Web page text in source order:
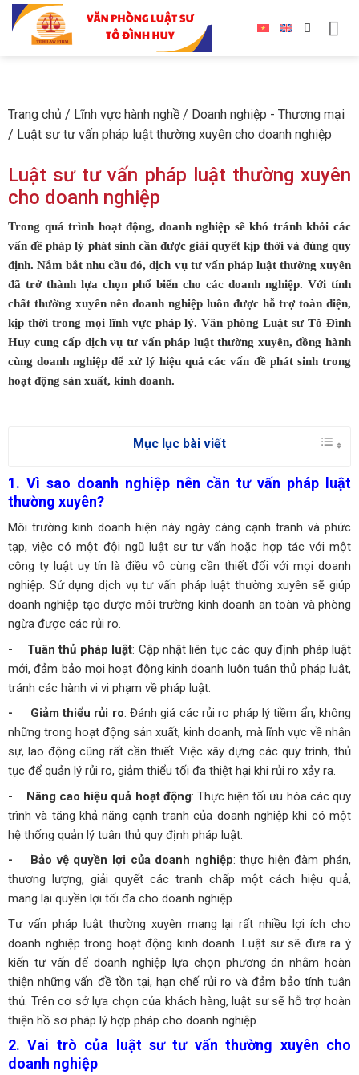
Trang chủ / Lĩnh vực hành nghề / Doanh nghiệp - Thương mại
/ Luật sư tư vấn pháp luật thường xuyên cho doanh nghiệp
Luật sư tư vấn pháp luật thường xuyên
cho doanh nghiệp
Trong quá trình hoạt động, doanh nghiệp sẽ khó tránh khỏi các
vấn đề pháp lý phát sinh cần được giải quyết kịp thời và đúng quy
định. Nắm bắt nhu cầu đó, dịch vụ tư vấn pháp luật thường xuyên
đã trở thành lựa chọn phổ biến cho các doanh nghiệp. Với tính
chất thường xuyên nên doanh nghiệp luôn được hỗ trợ toàn diện,
kịp thời trong mọi lĩnh vực pháp lý. Văn phòng Luật sư Tô Đình
Huy cung cấp dịch vụ tư vấn pháp luật thường xuyên, đồng hành
cùng doanh nghiệp để xử lý hiệu quả các vấn đề phát sinh trong
hoạt động sản xuất, kinh doanh.
Mục lục bài viết
1. Vì sao doanh nghiệp nên cần tư vấn pháp luật
thường xuyên?
Môi trường kinh doanh hiện này ngày càng cạnh tranh và phức
tạp, việc có một đội ngũ luật sư tư vấn hoặc hợp tác với một
công ty luật uy tín là điều vô cùng cần thiết đối với mọi doanh
nghiệp. Sử dụng dịch vụ tư vấn pháp luật thường xuyên sẽ giúp
doanh nghiệp tạo được môi trường kinh doanh an toàn và phòng
ngừa được các rủi ro.
- Tuân thủ pháp luật: Cập nhật liên tục các quy định pháp luật
mới, đảm bảo mọi hoạt động kinh doanh luôn tuân thủ pháp luật,
tránh các hành vi vi phạm về pháp luật.
- Giảm thiểu rủi ro: Đánh giá các rủi ro pháp lý tiềm ẩn, không
những trong hoạt động sản xuất, kinh doanh, mà lĩnh vực về nhân
sự, lao động cũng rất cần thiết. Việc xây dựng các quy trình, thủ
tục để quản lý rủi ro, giảm thiểu tối đa thiệt hại khi rủi ro xảy ra.
- Nâng cao hiệu quả hoạt động: Thực hiện tối ưu hóa các quy
trình và tăng khả năng cạnh tranh của doanh nghiệp khi có một
hệ thống quản lý tuân thủ quy định pháp luật.
- Bảo vệ quyền lợi của doanh nghiệp: thực hiện đàm phán,
thương lượng, giải quyết các tranh chấp một cách hiệu quả,
mang lại quyền lợi tối đa cho doanh nghiệp.
Tư vấn pháp luật thường xuyên mang lại rất nhiều lợi ích cho
doanh nghiệp trong hoạt động kinh doanh. Luật sư sẽ đưa ra ý
kiến tư vấn để doanh nghiệp lựa chọn phương án nhằm hoàn
thiện những vấn đề tồn tại, hạn chế rủi ro và đảm bảo tính tuân
thủ. Trên cơ sở lựa chọn của khách hàng, luật sư sẽ hỗ trợ hoàn
thiện hồ sơ pháp lý hợp pháp cho doanh nghiệp.
2. Vai trò của luật sư tư vấn thường xuyên cho
doanh nghiệp